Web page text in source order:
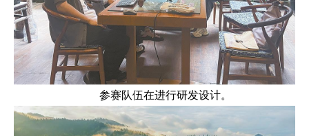
参赛队伍在进行研发设计。